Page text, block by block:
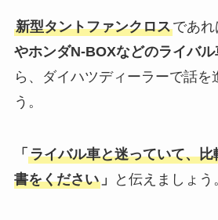
新型タントファンクロスであれ
やホンダN-BOXなどのライバ
ら、ダイハツディーラーで話を
う。
「 ライバル車と迷っていて、
書をください」 と伝えましょう